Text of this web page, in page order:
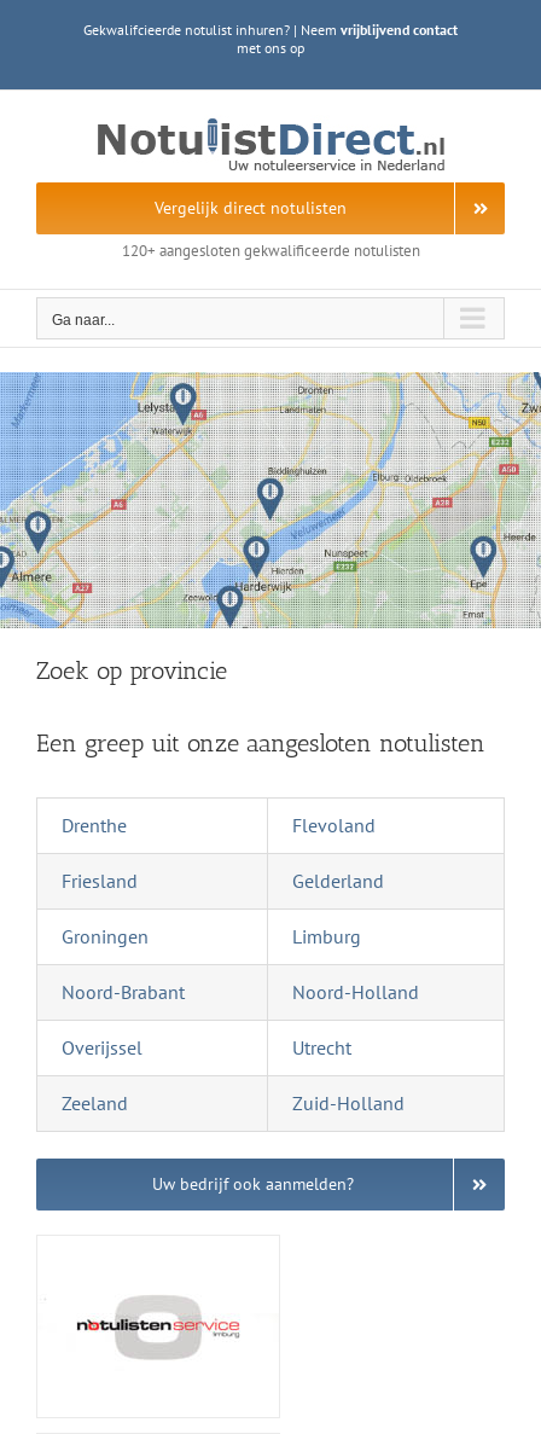
Gekwalifcieerde notulist inhuren? | Neem vrijblijvend contact
met ons op
Vergelijk direct notulisten
120+ aangesloten gekwalificeerde notulisten
Ga naar...
Zoek op provincie
Een greep uit onze aangesloten notulisten
Drenthe Flevoland
Friesland Gelderland
Groningen Limburg
Noord-Brabant Noord-Holland
Overijssel Utrecht
Zeeland Zuid-Holland
Uw bedrijf ook aanmelden?